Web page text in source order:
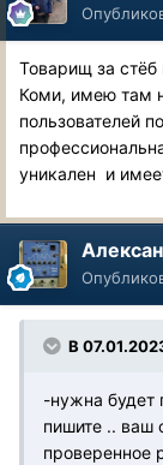
Товарищ за стёб
Коми, имею там
пользователей
уникален и
В
-нужна будет
пишите .. ваш
проверенное